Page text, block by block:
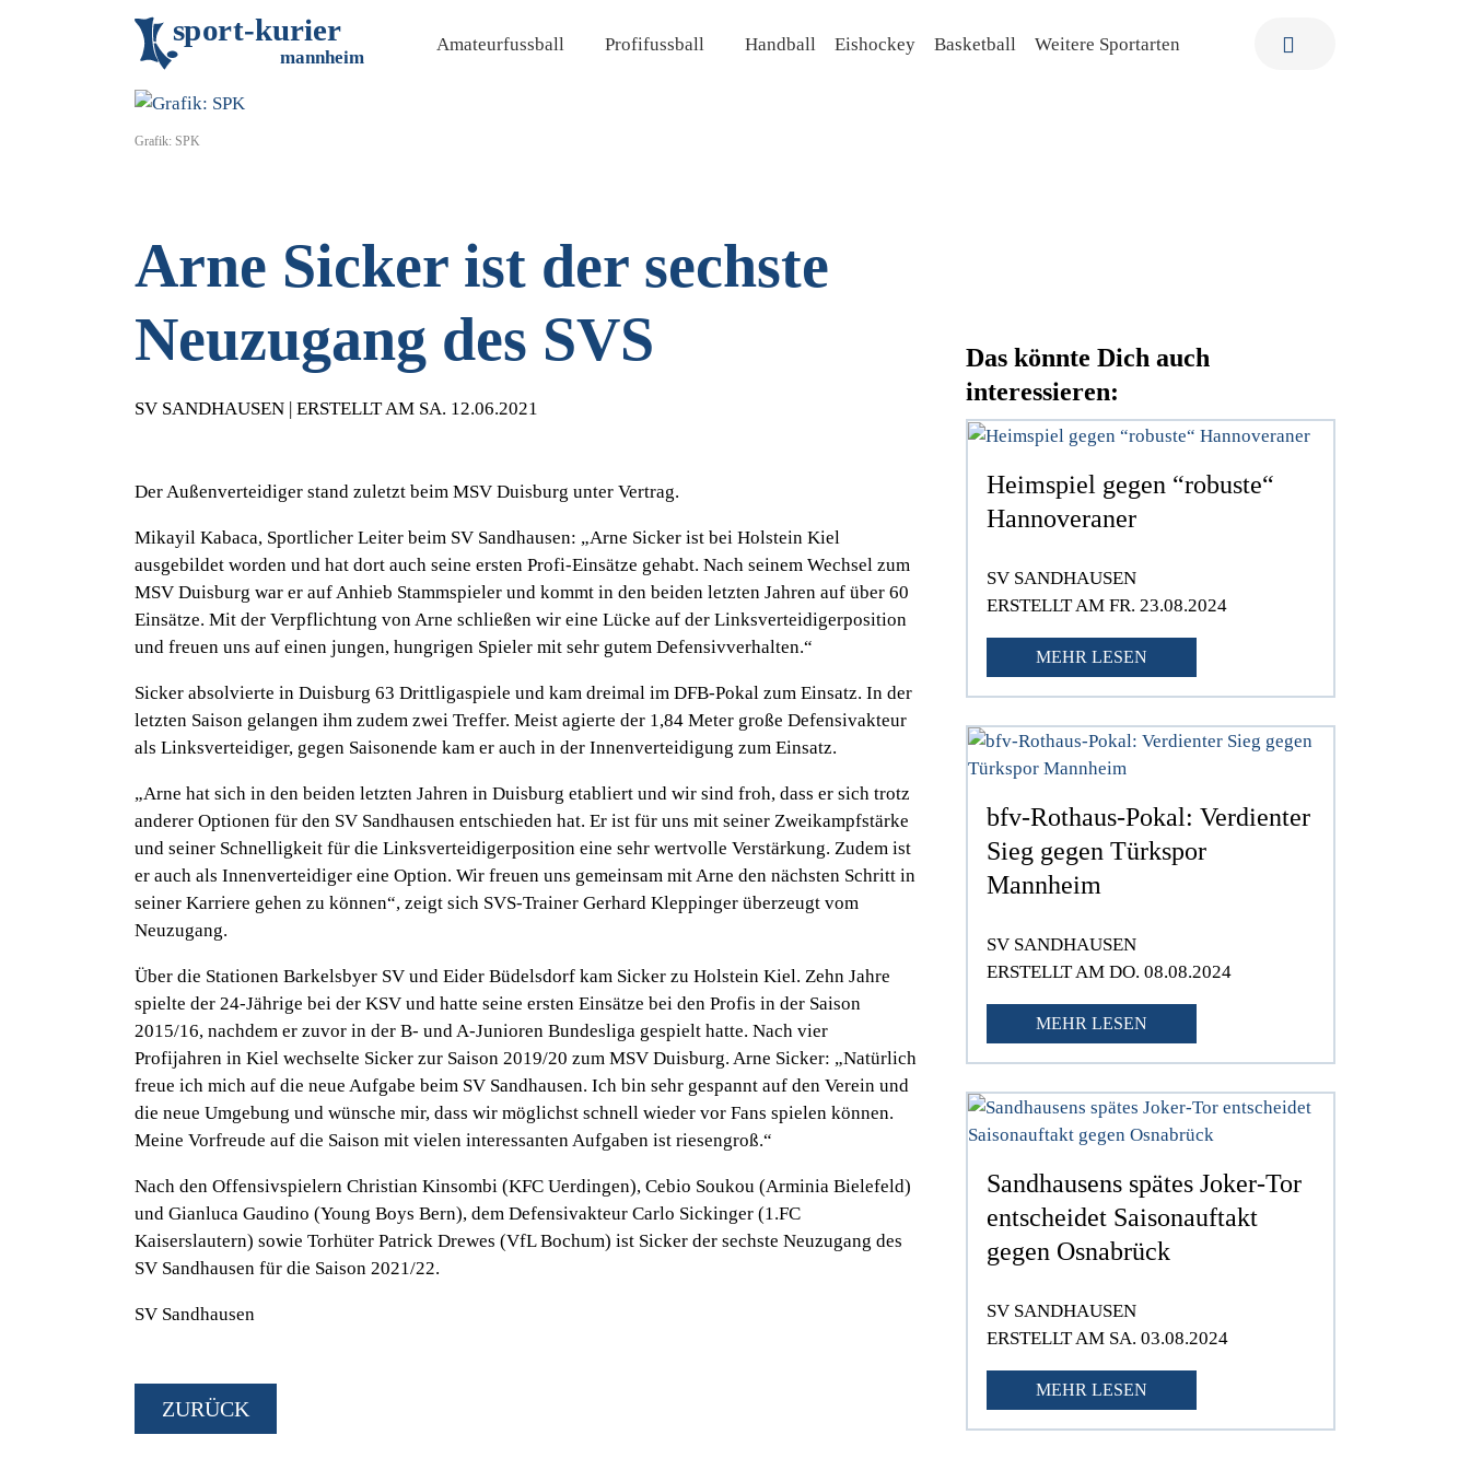
sport-kurier
mannheim
Amateurfussball Profifussball Handball Eishockey Basketball Weitere Sportarten
Grafik: SPK
Arne Sicker ist der sechste
Neuzugang des SVS
SV SANDHAUSEN | ERSTELLT AM SA. 12.06.2021
Der Außenverteidiger stand zuletzt beim MSV Duisburg unter Vertrag.
Mikayil Kabaca, Sportlicher Leiter beim SV Sandhausen: „Arne Sicker ist bei Holstein Kiel
ausgebildet worden und hat dort auch seine ersten Profi-Einsätze gehabt. Nach seinem Wechsel zum
MSV Duisburg war er auf Anhieb Stammspieler und kommt in den beiden letzten Jahren auf über 60
Einsätze. Mit der Verpflichtung von Arne schließen wir eine Lücke auf der Linksverteidigerposition
und freuen uns auf einen jungen, hungrigen Spieler mit sehr gutem Defensivverhalten.“
Sicker absolvierte in Duisburg 63 Drittligaspiele und kam dreimal im DFB-Pokal zum Einsatz. In der
letzten Saison gelangen ihm zudem zwei Treffer. Meist agierte der 1,84 Meter große Defensivakteur
als Linksverteidiger, gegen Saisonende kam er auch in der Innenverteidigung zum Einsatz.
„Arne hat sich in den beiden letzten Jahren in Duisburg etabliert und wir sind froh, dass er sich trotz
anderer Optionen für den SV Sandhausen entschieden hat. Er ist für uns mit seiner Zweikampfstärke
und seiner Schnelligkeit für die Linksverteidigerposition eine sehr wertvolle Verstärkung. Zudem ist
er auch als Innenverteidiger eine Option. Wir freuen uns gemeinsam mit Arne den nächsten Schritt in
seiner Karriere gehen zu können“, zeigt sich SVS-Trainer Gerhard Kleppinger überzeugt vom
Neuzugang.
Über die Stationen Barkelsbyer SV und Eider Büdelsdorf kam Sicker zu Holstein Kiel. Zehn Jahre
spielte der 24-Jährige bei der KSV und hatte seine ersten Einsätze bei den Profis in der Saison
2015/16, nachdem er zuvor in der B- und A-Junioren Bundesliga gespielt hatte. Nach vier
Profijahren in Kiel wechselte Sicker zur Saison 2019/20 zum MSV Duisburg. Arne Sicker: „Natürlich
freue ich mich auf die neue Aufgabe beim SV Sandhausen. Ich bin sehr gespannt auf den Verein und
die neue Umgebung und wünsche mir, dass wir möglichst schnell wieder vor Fans spielen können.
Meine Vorfreude auf die Saison mit vielen interessanten Aufgaben ist riesengroß.“
Nach den Offensivspielern Christian Kinsombi (KFC Uerdingen), Cebio Soukou (Arminia Bielefeld)
und Gianluca Gaudino (Young Boys Bern), dem Defensivakteur Carlo Sickinger (1.FC
Kaiserslautern) sowie Torhüter Patrick Drewes (VfL Bochum) ist Sicker der sechste Neuzugang des
SV Sandhausen für die Saison 2021/22.
SV Sandhausen
ZURÜCK
Das könnte Dich auch
interessieren:
Heimspiel gegen “robuste“
Hannoveraner
SV SANDHAUSEN
ERSTELLT AM FR. 23.08.2024
MEHR LESEN
bfv-Rothaus-Pokal: Verdienter
Sieg gegen Türkspor
Mannheim
SV SANDHAUSEN
ERSTELLT AM DO. 08.08.2024
MEHR LESEN
Sandhausens spätes Joker-Tor
entscheidet Saisonauftakt
gegen Osnabrück
SV SANDHAUSEN
ERSTELLT AM SA. 03.08.2024
MEHR LESEN